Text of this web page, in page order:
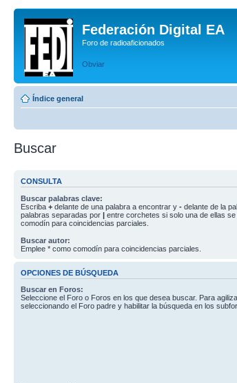
Federación Digital EA
Foro de radioaficionados
Obviar
Índice general
Buscar
CONSULTA
Buscar palabras clave:
Escriba + delante de una palabra a encontrar y - delante de la
palabras separadas por | entre corchetes si solo una de ellas
comodín para coincidencias parciales.
Buscar autor:
Emplee * como comodín para coincidencias parciales.
OPCIONES DE BÚSQUEDA
Buscar en Foros:
Seleccione el Foro o Foros en los que desea buscar. Para
seleccionando el Foro padre y habilitar la búsqueda en los